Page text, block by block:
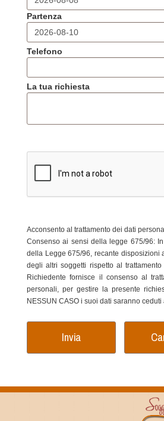
Partenza
Telefono
La tua richiesta
Acconsento al trattamento dei dati
Consenso ai sensi della legge 675/96:
della Legge 675/96, recante disposizioni
degli altri soggetti rispetto al
Richiedente fornisce il consenso al
personali, per gestire la presente
NESSUN CASO i suoi dati saranno